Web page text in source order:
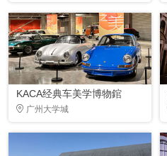
KACA经典车美学博物錧
广州大学城